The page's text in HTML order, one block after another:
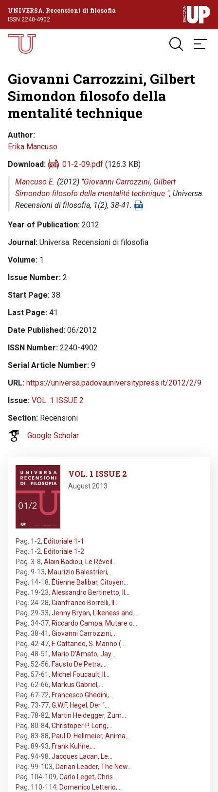
UNIVERSA. Recensioni di filosofia
ISSN 2240-4902
Giovanni Carrozzini, Gilbert
Simondon filosofo della
mentalité technique
Author
Erika Mancuso
Download
01-2-09.pdf (126.3 KB)
Mancuso E. (2012) "Giovanni Carrozzini, Gilbert
Simondon filosofo della mentalité technique ", Universa.
Recensioni di filosofia, 1(2), 38-41.
Year of Publication 2012
Journal Universa. Recensioni di filosofia
Volume 1
Issue Number 2
Start Page 38
Last Page 41
Date Published 06/2012
ISSN Number 2240-4902
Serial Article Number 9
URL https://universa.padovauniversitypress.it/2012/2/9
Issue VOL. 1 ISSUE 2
Section Recensioni
Google Scholar
VOL. 1 ISSUE 2
August 2013
Pag. 1-2, Editoriale 1-1
Pag. 1-2, Editoriale 1-2
Pag. 3-8, Alain Badiou, Le Réveil…
Pag. 9-13, Maurizio Balestrieri,…
Pag. 14-18, Étienne Balibar, Citoyen…
Pag. 19-23, Alessandro Bertinetto, Il…
Pag. 24-28, Gianfranco Borrelli, Il…
Pag. 29-33, Jenny Bryan, Likeness and…
Pag. 34-37, Riccardo Campa, Mutare o…
Pag. 38-41, Giovanni Carrozzini,…
Pag. 42-47, F. Cattaneo, S. Marino (…
Pag. 48-51, Mario D'Amato, Jay…
Pag. 52-56, Fausto De Petra,…
Pag. 57-61, Michel Foucault, Il…
Pag. 62-66, Markus Gabriel,…
Pag. 67-72, Francesco Ghedini,…
Pag. 73-77, G.W.F. Hegel, Der “…
Pag. 78-82, Martin Heidegger, Zum…
Pag. 80-84, Christoper P. Long,…
Pag. 83-88, Paul D. Hellmeier, Anima…
Pag. 89-93, Frank Kuhne,…
Pag. 94-98, Jacques Lacan, Le…
Pag. 99-103, Darian Leader, The New…
Pag. 104-109, Carlo Leget, Chris…
Pag. 110-114, Domenico Letterio,…